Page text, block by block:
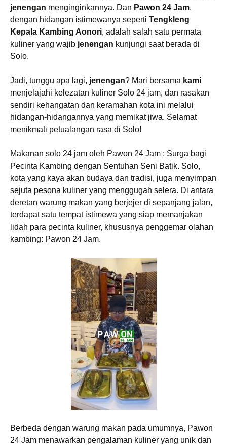
jenengan menginginkannya. Dan Pawon 24 Jam,
dengan hidangan istimewanya seperti Tengkleng
Kepala Kambing Aonori, adalah salah satu permata
kuliner yang wajib jenengan kunjungi saat berada di
Solo.
Jadi, tunggu apa lagi, jenengan? Mari bersama kami
menjelajahi kelezatan kuliner Solo 24 jam, dan rasakan
sendiri kehangatan dan keramahan kota ini melalui
hidangan-hidangannya yang memikat jiwa. Selamat
menikmati petualangan rasa di Solo!
Makanan solo 24 jam oleh Pawon 24 Jam : Surga bagi
Pecinta Kambing dengan Sentuhan Seni Batik. Solo,
kota yang kaya akan budaya dan tradisi, juga menyimpan
sejuta pesona kuliner yang menggugah selera. Di antara
deretan warung makan yang berjejer di sepanjang jalan,
terdapat satu tempat istimewa yang siap memanjakan
lidah para pecinta kuliner, khususnya penggemar olahan
kambing: Pawon 24 Jam.
Berbeda dengan warung makan pada umumnya, Pawon
24 Jam menawarkan pengalaman kuliner yang unik dan